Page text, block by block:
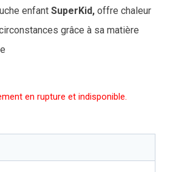
enfant SuperKid, offre chaleur
grâce à sa matière
en rupture et indisponible.